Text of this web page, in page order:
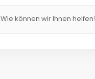
Wie können wir Ihnen